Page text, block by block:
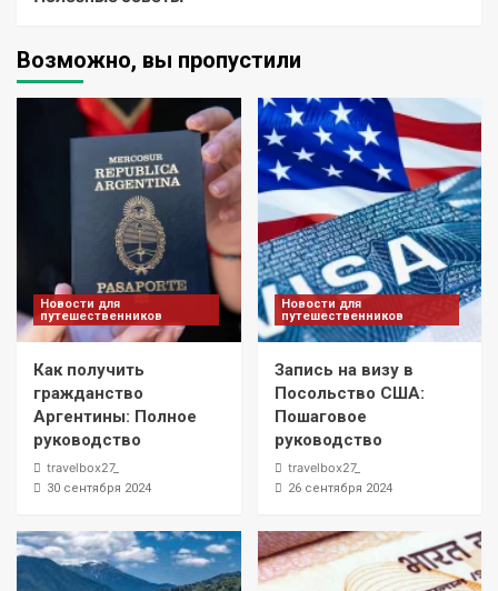
Возможно, вы пропустили
Новости для
путешественников
Как получить
гражданство
Аргентины: Полное
руководство
travelbox27_
30 сентября 2024
Новости для
путешественников
Запись на визу в
Посольство США:
Пошаговое
руководство
travelbox27_
26 сентября 2024